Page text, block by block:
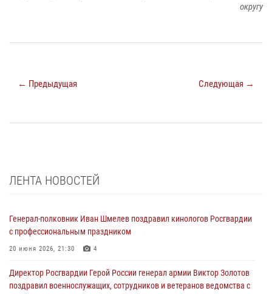
округу
← Предыдущая Следующая →
ЛЕНТА НОВОСТЕЙ
Генерал-полковник Иван Шмелев поздравил кинологов Росгвардии
с профессиональным праздником
20 июня 2026, 21:30 4
Директор Росгвардии Герой России генерал армии Виктор Золотов
поздравил военнослужащих, сотрудников и ветеранов ведомства с